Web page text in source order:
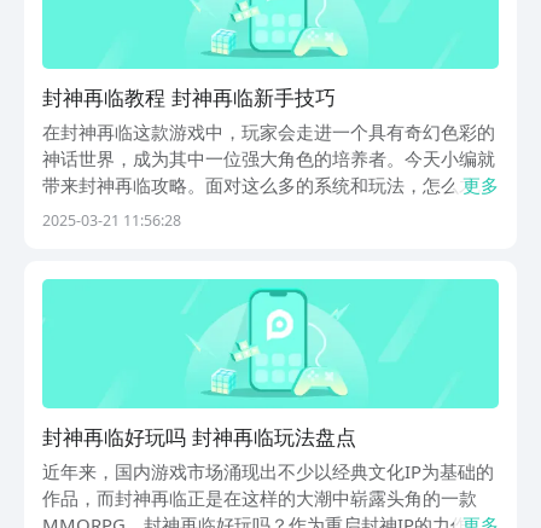
封神再临教程 封神再临新手技巧
在封神再临这款游戏中，玩家会走进一个具有奇幻色彩的
神话世界，成为其中一位强大角色的培养者。今天小编就
带来封神再临攻略。面对这么多的系统和玩法，怎么才能
找到最适合自己的发展道路呢？别急，下面就给大家带来
选...
更多
2025-03-21 11:56:28
封神再临好玩吗 封神再临玩法盘点
近年来，国内游戏市场涌现出不少以经典文化IP为基础的
作品，而封神再临正是在这样的大潮中崭露头角的一款